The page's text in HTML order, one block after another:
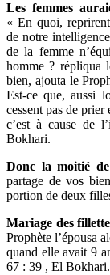
Les femmes
« En quoi,
de notre
de la femme
homme ? répliqua
bien, ajouta le
Est-ce que, aussi
cessent pas de
c’est à cause de
Bokhari.
Donc la moitié de
partage de vos
portion de deux
Mariage des
Prophète l’épousa
quand elle avait 9
67 : 39 , El Bokhari.